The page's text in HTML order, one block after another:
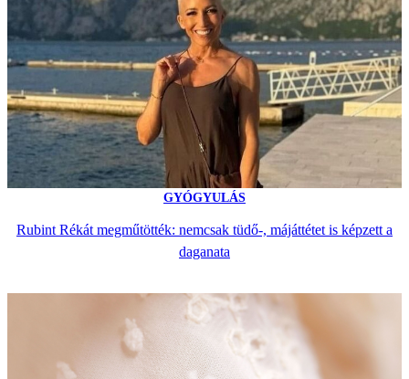
GYÓGYULÁS
Rubint Rékát megműtötték: nemcsak tüdő-, májáttétet is képzett a
daganata